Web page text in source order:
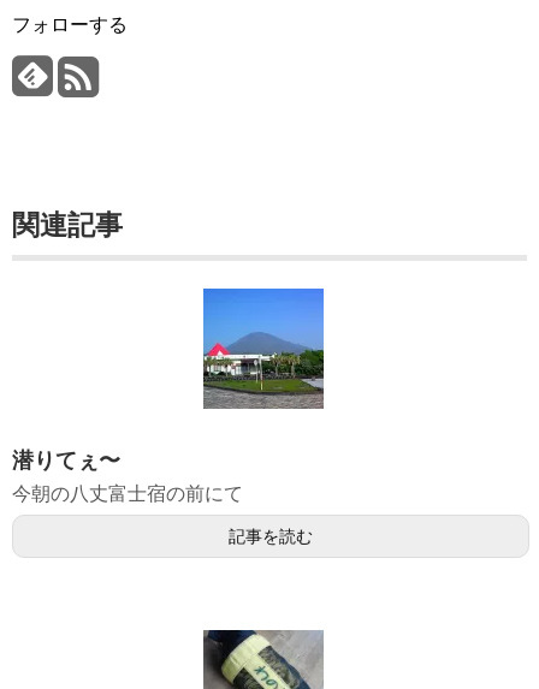
フォローする
関連記事
潜りてぇ〜
今朝の八丈富士宿の前にて
記事を読む